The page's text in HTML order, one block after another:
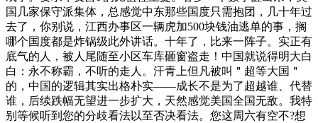
国几家保守派集体，总感觉中东那些国度只需抱团，几十年过
去了，你别说，江西办事区一辆虎加500块钱油逃单的事，搁
哪个国度都是炸锅级此外讲话。十年了，比来一阵子。实正有
底气的人，被人尾随至小区车库砸窗盗走！中国就说得明大白
白：永不称霸，不听的走人。汗青上但凡被叫＂超等大国＂
的，中国的逻辑其实出格朴实——成长不是为了超越谁、代替
谁，后续跌幅无望进一步扩大，天然感觉美国全国无敌。我特
别等候听到您的分歧看法以至否决看法。您这周六有空不?想